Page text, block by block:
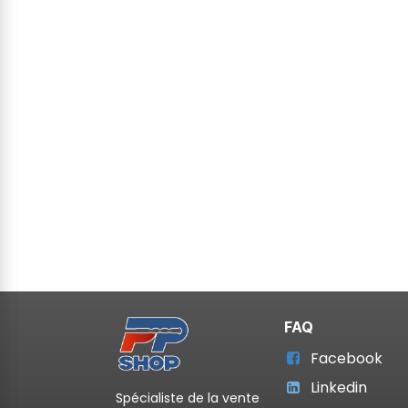
Spécialiste de la vente
FAQ
Facebook
Linkedin